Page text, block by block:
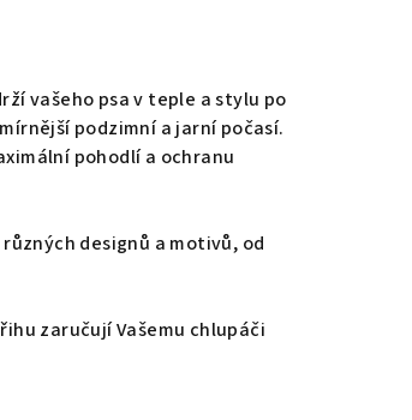
vašeho psa v teple a stylu po
podzimní a jarní počasí.
pohodlí a ochranu
designů a motivů, od
zaručují Vašemu chlupáči